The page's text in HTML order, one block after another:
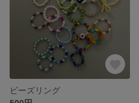
ビーズリング